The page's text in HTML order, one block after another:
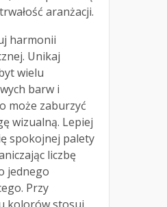
aranżacji.
harmonii
Unikaj
wielu
barw i
może zaburzyć
wizualną. Lepiej
spokojnej palety
liczbę
jednego
Przy